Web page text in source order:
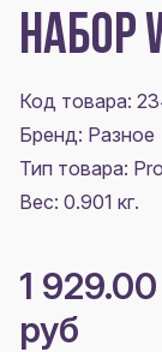
НАБОР
Код товара:
Бренд: Разное
Тип товара:
Вес: 0.901 кг.
1 929.00
руб